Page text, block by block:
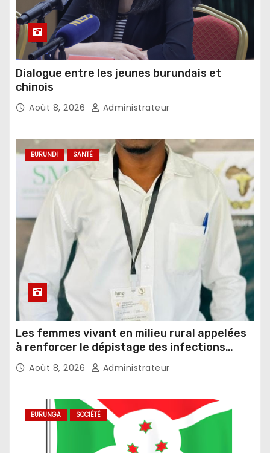
Dialogue entre les jeunes burundais et
chinois
Août 8, 2026 Administrateur
BURUNDI SANTÉ
Les femmes vivant en milieu rural appelées
à renforcer le dépistage des infections
sexuellement transmissibles
Août 8, 2026 Administrateur
BURUNGA SOCIÉTÉ